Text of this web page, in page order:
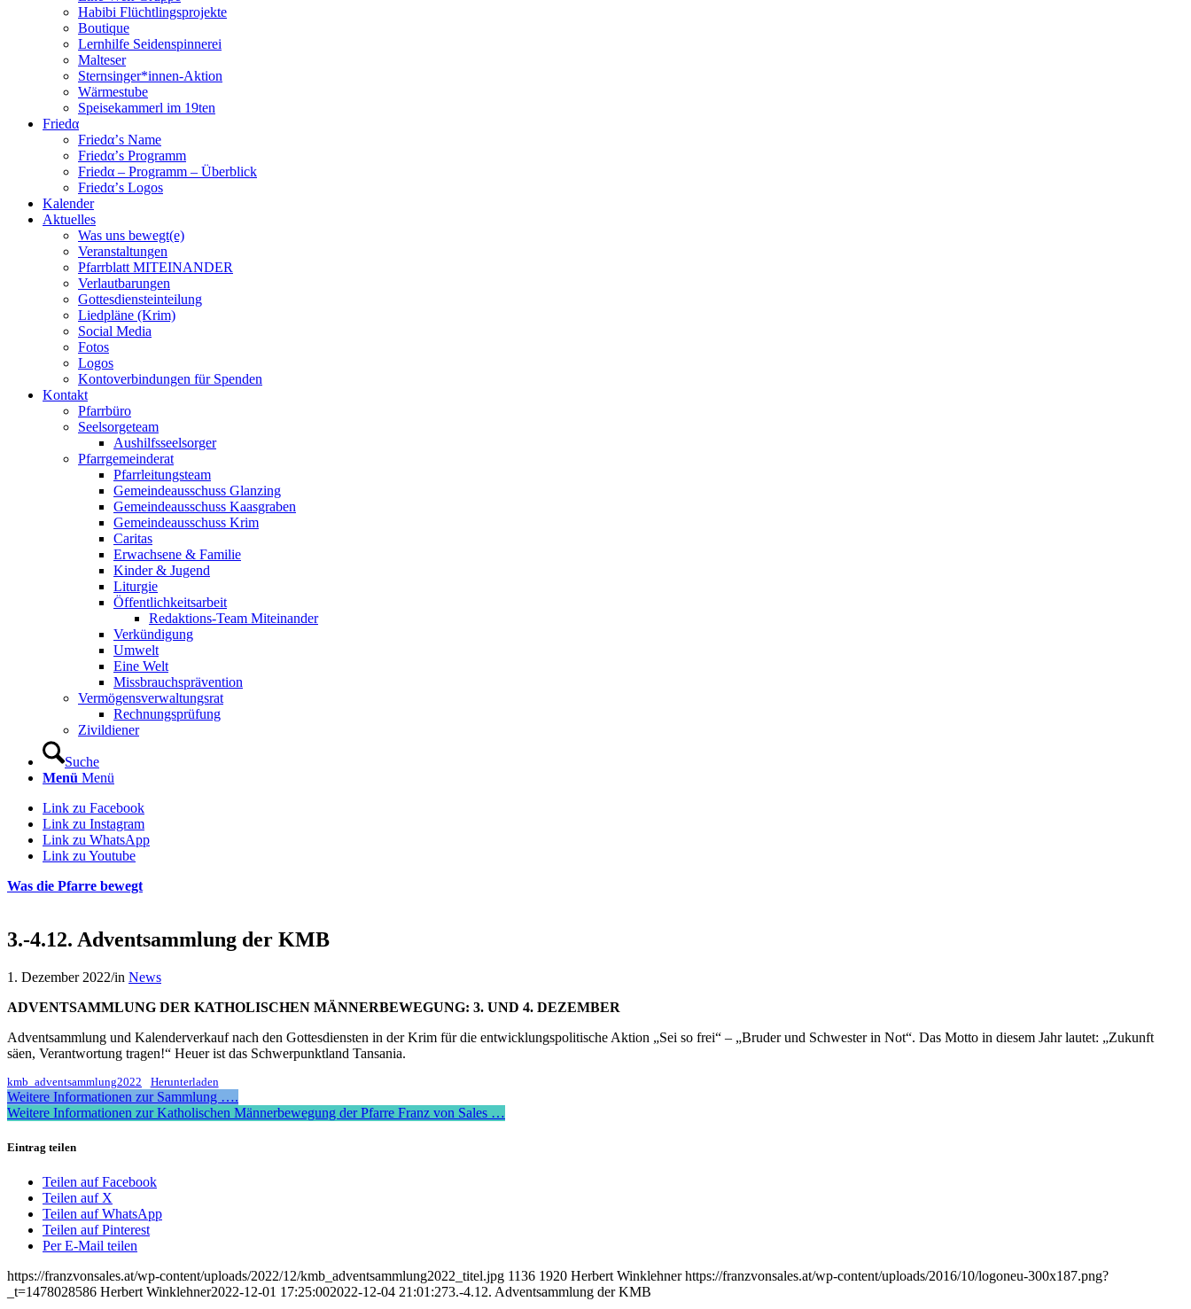
Habibi Flüchtlingsprojekte
Boutique
Lernhilfe Seidenspinnerei
Malteser
Sternsinger*innen-Aktion
Wärmestube
Speisekammerl im 19ten
Friedα
Friedα’s Name
Friedα’s Programm
Friedα – Programm – Überblick
Friedα’s Logos
Kalender
Aktuelles
Was uns bewegt(e)
Veranstaltungen
Pfarrblatt MITEINANDER
Verlautbarungen
Gottesdiensteinteilung
Liedpläne (Krim)
Social Media
Fotos
Logos
Kontoverbindungen für Spenden
Kontakt
Pfarrbüro
Seelsorgeteam
Aushilfsseelsorger
Pfarrgemeinderat
Pfarrleitungsteam
Gemeindeausschuss Glanzing
Gemeindeausschuss Kaasgraben
Gemeindeausschuss Krim
Caritas
Erwachsene & Familie
Kinder & Jugend
Liturgie
Öffentlichkeitsarbeit
Redaktions-Team Miteinander
Verkündigung
Umwelt
Eine Welt
Missbrauchsprävention
Vermögensverwaltungsrat
Rechnungsprüfung
Zivildiener
Suche
Menü Menü
Link zu Facebook
Link zu Instagram
Link zu WhatsApp
Link zu Youtube
Was die Pfarre bewegt
3.-4.12. Adventsammlung der KMB
1. Dezember 2022/in News
ADVENTSAMMLUNG DER KATHOLISCHEN MÄNNERBEWEGUNG: 3. UND 4. DEZEMBER
Adventsammlung und Kalenderverkauf nach den Gottesdiensten in der Krim für die entwicklungspolitische Aktion „Sei so frei“ – „Bruder und Schwester in Not“. Das Motto in diesem Jahr lautet: „Zukunft
säen, Verantwortung tragen!“ Heuer ist das Schwerpunktland Tansania.
kmb_adventsammlung2022 Herunterladen
Weitere Informationen zur Sammlung ….
Weitere Informationen zur Katholischen Männerbewegung der Pfarre Franz von Sales …
Eintrag teilen
Teilen auf Facebook
Teilen auf X
Teilen auf WhatsApp
Teilen auf Pinterest
Per E-Mail teilen
https://franzvonsales.at/wp-content/uploads/2022/12/kmb_adventsammlung2022_titel.jpg 1136 1920 Herbert Winklehner https://franzvonsales.at/wp-content/uploads/2016/10/logoneu-300x187.png?
_t=1478028586 Herbert Winklehner2022-12-01 17:25:002022-12-04 21:01:273.-4.12. Adventsammlung der KMB